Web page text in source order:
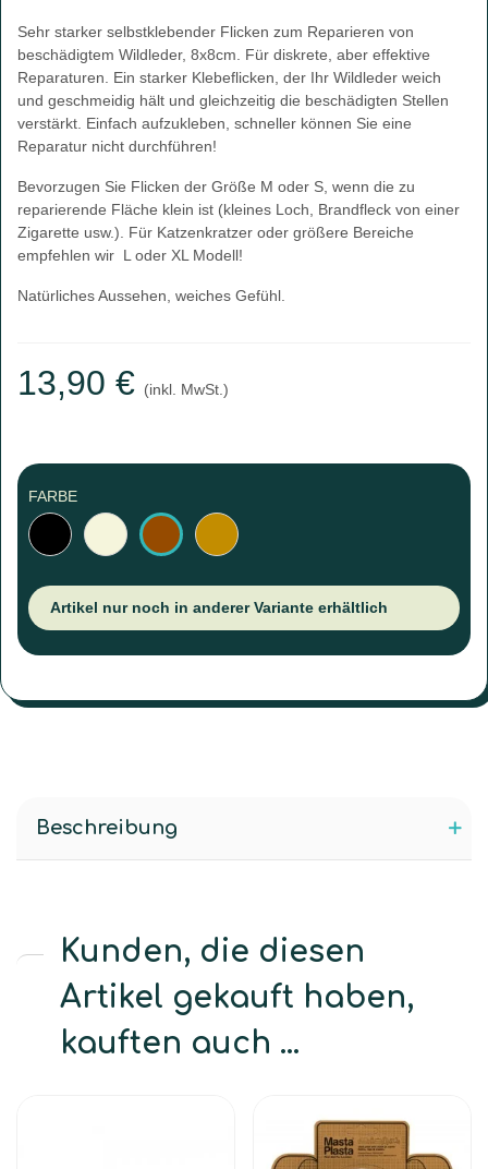
Sehr starker selbstklebender Flicken zum Reparieren von
beschädigtem Wildleder, 8x8cm. Für diskrete, aber effektive
Reparaturen. Ein starker Klebeflicken, der Ihr Wildleder weich
und geschmeidig hält und gleichzeitig die beschädigten Stellen
verstärkt. Einfach aufzukleben, schneller können Sie eine
Reparatur nicht durchführen!
Bevorzugen Sie Flicken der Größe M oder S, wenn die zu
reparierende Fläche klein ist (kleines Loch, Brandfleck von einer
Zigarette usw.). Für Katzenkratzer oder größere Bereiche
empfehlen wir L oder XL Modell!
Natürliches Aussehen, weiches Gefühl.
13,90 € (inkl. MwSt.)
FARBE
SchwarzBeige Braun Hellbraun
Artikel nur noch in anderer Variante erhältlich
Beschreibung
Kunden, die diesen
Artikel gekauft haben,
kauften auch ...